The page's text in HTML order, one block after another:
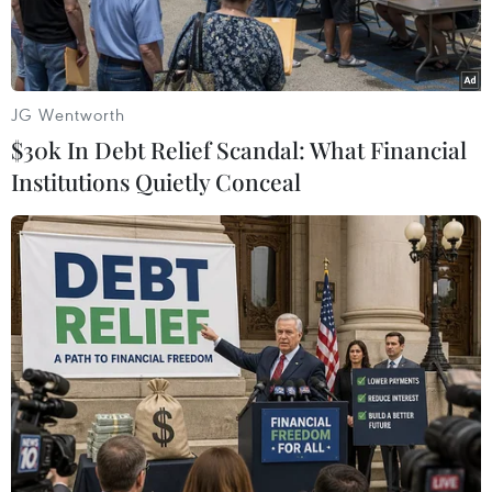
Một nhà đầu tư theo dõi thông tin chứng khoán tại một công ty
môi giới chứng khoán ở Phụ Dương, Trung Quốc. (Nguồn:
Reuters)
Trung Quốc hiện có khoảng 4 triệu triệu phú,
con số cao thứ hai trên thế giới chỉ sau Mỹ, nhờ
thị trường chứng khoán bùng nổ làm tăng giá
JG Wentworth
$30k In Debt Relief Scandal: What Financial
Institutions Quietly Conceal